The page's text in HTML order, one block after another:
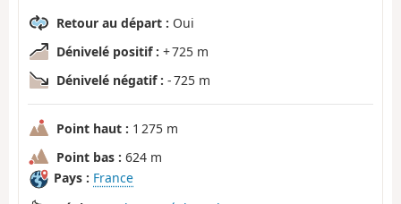
Retour au départ : Oui
Dénivelé positif : + 725 m
Dénivelé négatif : - 725 m
Point haut : 1 275 m
Point bas : 624 m
Pays : France